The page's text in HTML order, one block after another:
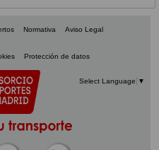
Normativa Aviso Legal
Protección de datos
Select Language ▼